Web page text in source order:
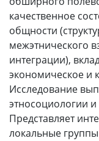
качественное
общности
межэтнического
интеграции),
экономическое и
Исследование
этносоциологии
Представляет
локальные